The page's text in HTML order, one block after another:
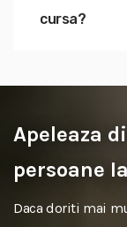
cursa?
Apeleaza
persoane
Daca doriti mai